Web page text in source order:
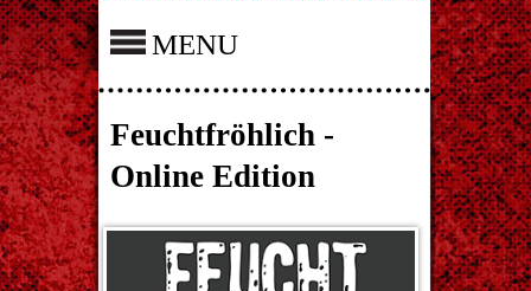
MENU
Feuchtfröhlich -
Online Edition